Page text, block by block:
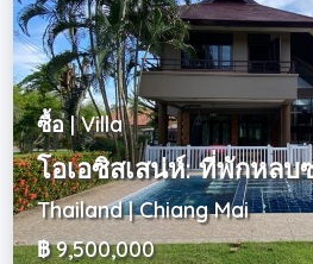
ซื้อ | Villa
โอเอซิสเสน่ห์: ที่พักหล
Thailand | Chiang Mai
฿ 9,500,000